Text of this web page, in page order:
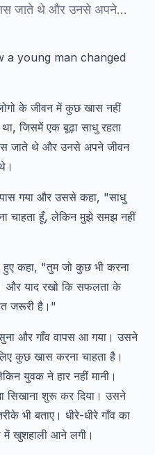
जाते थे और उनसे अपने…
a young man changed
के जीवन में कुछ खास नहीं
जिसमें एक बूढ़ा साधु रहता
जाते थे और उनसे अपने जीवन
गया और उससे कहा, "साधु
चाहता हूँ, लेकिन मुझे समझ नहीं
कहा, "तुम जो कुछ भी करना
और याद रखो कि सफलता के
जरूरी है।"
और गाँव वापस आ गया। उसने
कुछ खास करना चाहता है।
युवक ने हार नहीं मानी।
सिखाना शुरू कर दिया। उसने
भी बताए। धीरे-धीरे गाँव का
में खुशहाली आने लगी।